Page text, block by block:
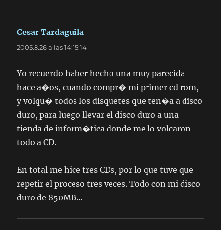
Cesar Tardaguila
2005.8.26 a las 14:15:14
Yo recuerdo haber hecho una muy parecida
hace a�os, cuando compr� mi primer cd rom,
y volqu� todos los disquetes que ten�a a disco
duro, para luego llevar el disco duro a una
tienda de inform�tica donde me lo volcaron
todo a CD.
En total me hice tres CDs, por lo que tuve que
repetir el proceso tres veces. Todo con mi disco
duro de 850MB…